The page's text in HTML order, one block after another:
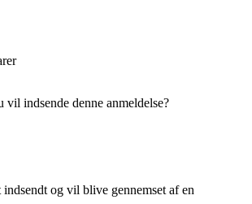
vil indsende denne anmeldelse?
og vil blive gennemset af en